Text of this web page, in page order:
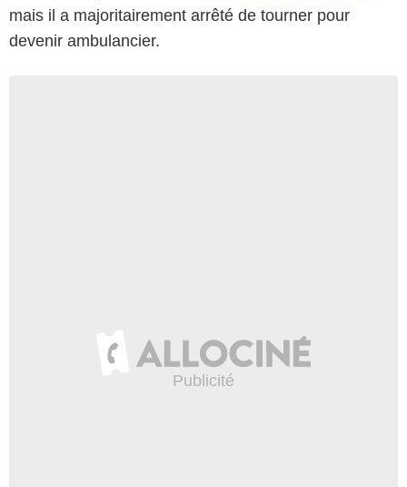
mais il a majoritairement arrêté de tourner pour
devenir ambulancier.